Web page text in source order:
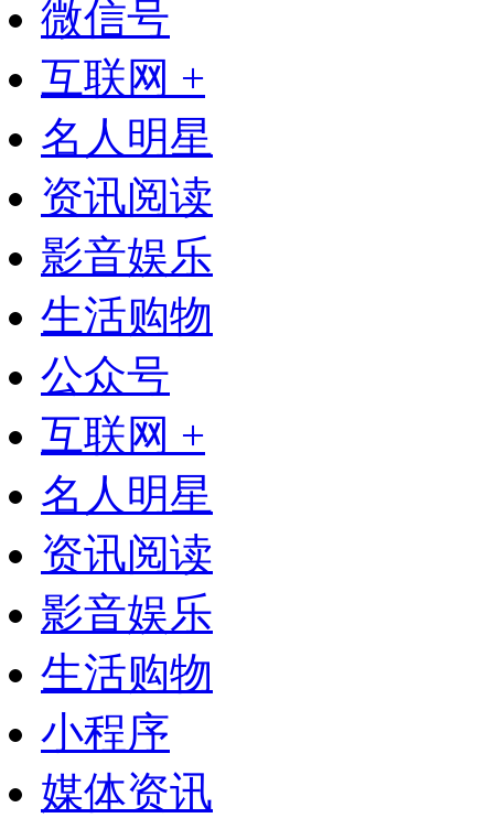
微信号
互联网 +
名人明星
资讯阅读
影音娱乐
生活购物
公众号
互联网 +
名人明星
资讯阅读
影音娱乐
生活购物
小程序
媒体资讯